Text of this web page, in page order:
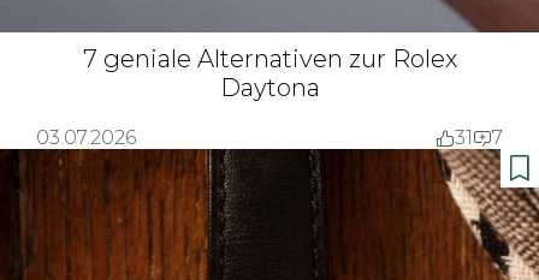
7 geniale Alternativen zur Rolex
Daytona
03.07.2026 31 7